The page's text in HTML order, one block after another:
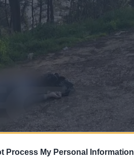
Process My Personal Information